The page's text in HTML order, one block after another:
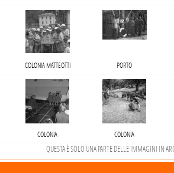
COLONIA MATTEOTTI PORTO
COLONIA COLONIA
QUESTA È SOLO UNA PARTE DELLE IMMAGINI IN